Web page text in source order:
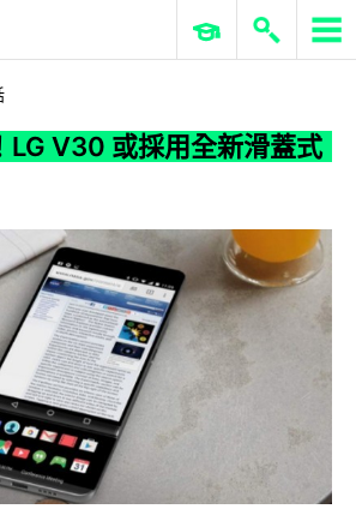
ERP 與商業 AI
LG V30 或採用全新滑蓋式